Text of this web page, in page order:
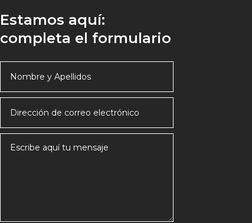
Estamos aquí:
completa el formulario